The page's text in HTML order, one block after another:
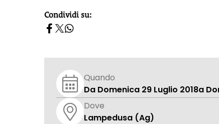
homepage h2
Condividi su:
Quando
Da Domenica 29 Luglio 2018a
Dove
Lampedusa (Ag)